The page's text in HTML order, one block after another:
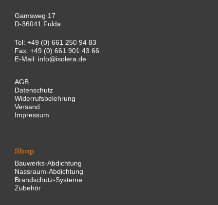
Gamsweg 17
D-36041 Fulda
Tel: +49 (0) 661 250 94 83
Fax: +49 (0) 661 901 43 66
E-Mail: info@isolera.de
AGB
Datenschutz
Widerrufsbelehrung
Versand
Impressum
Shop
Bauwerks-Abdichtung
Nassraum-Abdichtung
Brandschutz-Systeme
Zubehör